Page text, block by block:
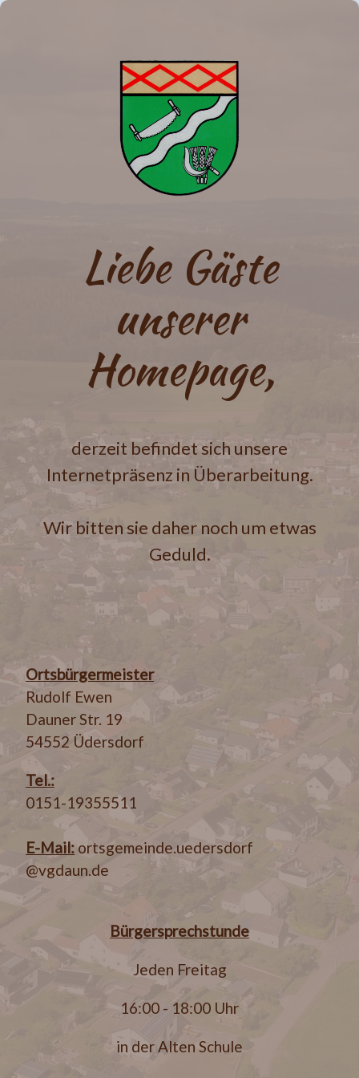
Liebe Gäste
unserer
Homepage,
derzeit befindet sich unsere
Internetpräsenz in Überarbeitung.
Wir bitten sie daher noch um etwas
Geduld.
Ortsbürgermeister
Rudolf Ewen
Dauner Str. 19
54552 Üdersdorf
Tel.:
0151-19355511
E-Mail: ortsgemeinde.uedersdorf
@vgdaun.de
Bürgersprechstunde
Jeden Freitag
16:00 - 18:00 Uhr
in der Alten Schule